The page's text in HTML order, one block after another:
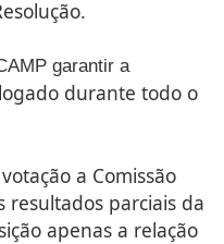
garantir a
durante todo o
a Comissão
resultados parciais da
apenas a relação